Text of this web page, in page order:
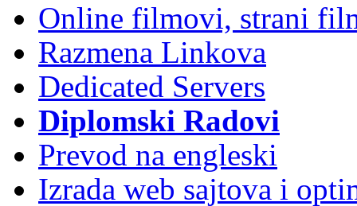
Online filmovi, strani
Razmena Linkova
Dedicated Servers
Diplomski Radovi
Prevod na engleski
Izrada web sajtova i